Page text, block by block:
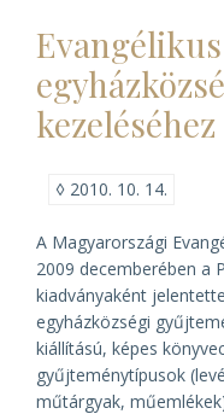
kezeléséhez
◊ 2010. 10. 14.
A Magyarországi
2009 decemberében a
kiadványaként
egyházközségi
kiállítású, képes
gyűjteménytípusok
műtárgyak,